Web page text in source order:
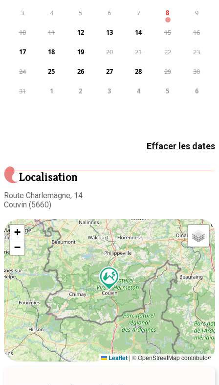
Plaque de cuisson à induction
3 4 5 6 7 8 9
10 11 12 13 14 15 16
17 18 19 20 21 22 23
24 25 26 27 28 29 30
31 1 2 3 4 5 6
Effacer les dates
Localisation
Route Charlemagne, 14
Couvin (5660)
+
−
Leaflet | © OpenStreetMap contributors